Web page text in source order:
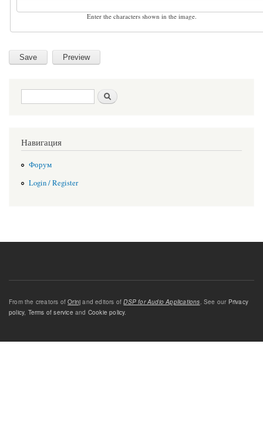
Enter the characters shown in the image.
Search form
Навигация
Форум
Login / Register
From the creators ofOrinj and editors ofDSP for Audio Applications . See our Privacy
policy, Terms of service and Cookie policy.